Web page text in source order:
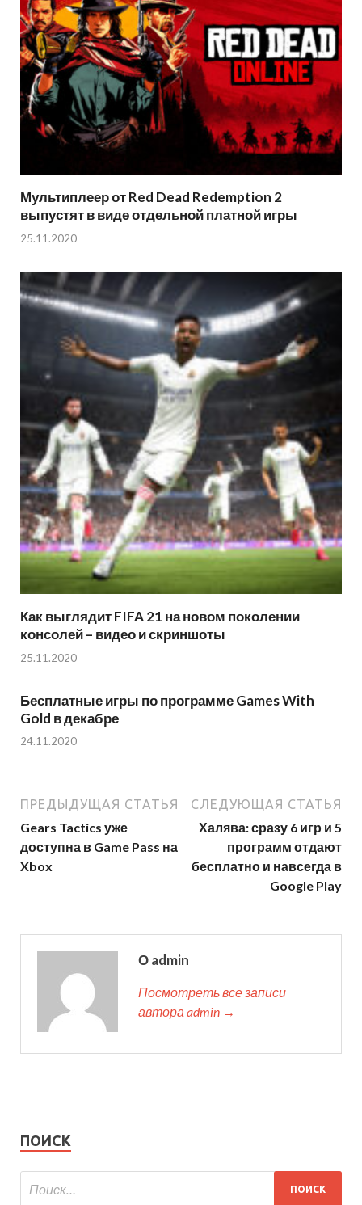
Мультиплеер от Red Dead Redemption 2
выпустят в виде отдельной платной игры
25.11.2020
Как выглядит FIFA 21 на новом поколении
консолей – видео и скриншоты
25.11.2020
Бесплатные игры по программе Games With
Gold в декабре
24.11.2020
ПРЕДЫДУЩАЯ СТАТЬЯ
Gears Tactics уже
доступна в Game Pass на
Xbox
СЛЕДУЮЩАЯ СТАТЬЯ
Халява: сразу 6 игр и 5
программ отдают
бесплатно и навсегда в
Google Play
О admin
Посмотреть все записи
автора admin →
ПОИСК